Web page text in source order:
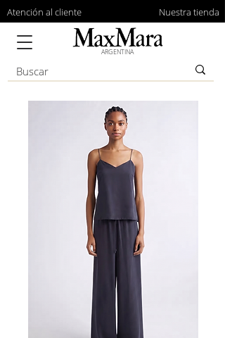
Atención al cliente Nuestra tienda
ARGENTINA